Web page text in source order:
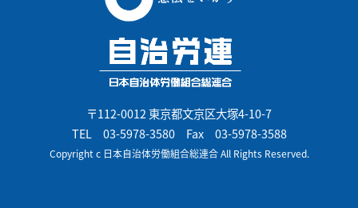
〒112-0012 東京都文京区大塚4-10-7
TEL 03-5978-3580Fax 03-5978-3588
Copyright c 日本自治体労働組合総連合 All Rights Reserved.